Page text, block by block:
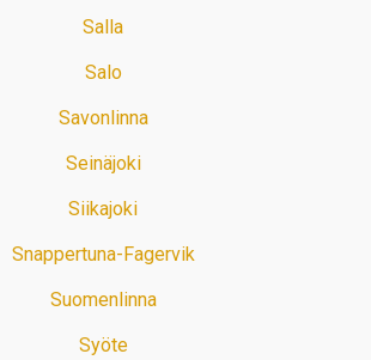
Salla
Salo
Savonlinna
Seinäjoki
Siikajoki
Snappertuna-Fagervik
Suomenlinna
Syöte